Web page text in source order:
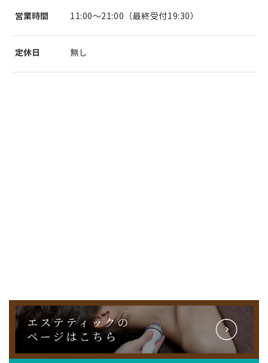
営業時間 11:00～21:00（最終受付19:30）
定休日 無し